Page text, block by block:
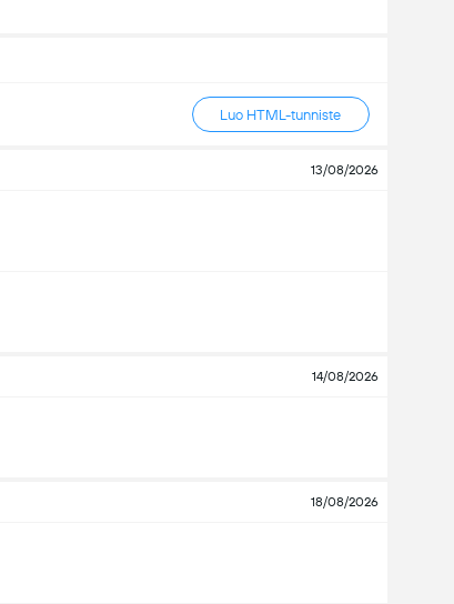
Luo HTML-tunniste
13/08/2026
14/08/2026
18/08/2026